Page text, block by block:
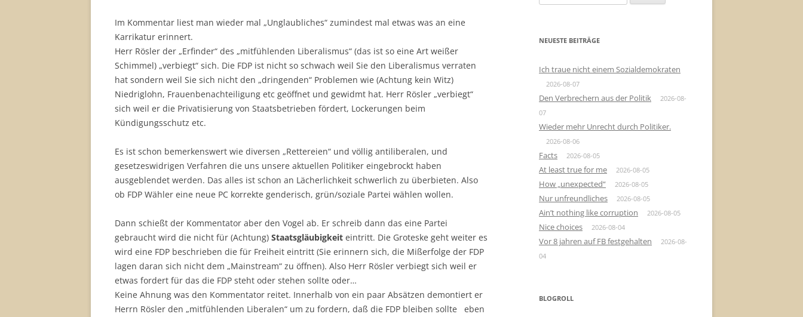
Im Kommentar liest man wieder mal „Unglaubliches“ zumindest mal etwas was an eine
Karrikatur erinnert.
Herr Rösler der „Erfinder“ des „mitfühlenden Liberalismus“ (das ist so eine Art weißer
Schimmel) „verbiegt“ sich. Die FDP ist nicht so schwach weil Sie den Liberalismus verraten
hat sondern weil Sie sich nicht den „dringenden“ Problemen wie (Achtung kein Witz)
Niedriglohn, Frauenbenachteiligung etc geöffnet und gewidmt hat. Herr Rösler „verbiegt“
sich weil er die Privatisierung von Staatsbetrieben fördert, Lockerungen beim
Kündigungsschutz etc.
Es ist schon bemerkenswert wie diversen „Rettereien“ und völlig antiliberalen, und
gesetzeswidrigen Verfahren die uns unsere aktuellen Politiker eingebrockt haben
ausgeblendet werden. Das alles ist schon an Lächerlichkeit schwerlich zu überbieten. Also
ob FDP Wähler eine neue PC korrekte genderisch, grün/soziale Partei wählen wollen.
Dann schießt der Kommentator aber den Vogel ab. Er schreib dann das eine Partei
gebraucht wird die nicht für (Achtung) Staatsgläubigkeit eintritt. Die Groteske geht weiter es
wird eine FDP beschrieben die für Freiheit eintritt (Sie erinnern sich, die Mißerfolge der FDP
lagen daran sich nicht dem „Mainstream“ zu öffnen). Also Herr Rösler verbiegt sich weil er
etwas fordert für das die FDP steht oder stehen sollte oder…
Keine Ahnung was den Kommentator reitet. Innerhalb von ein paar Absätzen demontiert er
Herrn Rösler den „mitfühlenden Liberalen“ um zu fordern, daß die FDP bleiben sollte eben
nach:
NEUESTE BEITRÄGE
Ich traue nicht einem Sozialdemokraten
2026-08-07
Den Verbrechern aus der Politik
2026-08-
07
Wieder mehr Unrecht durch Politiker.
2026-08-06
Facts 2026-08-05
At least true for me 2026-08-05
How „unexpected“ 2026-08-05
Nur unfreundliches 2026-08-05
Ain’t nothing like corruption 2026-08-05
Nice choices 2026-08-04
Vor 8 jahren auf FB festgehalten
2026-08-
04
BLOGROLL